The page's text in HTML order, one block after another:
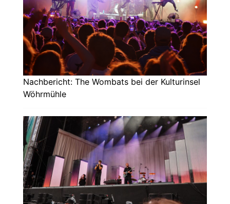
Nachbericht: The Wombats bei der Kulturinsel
Wöhrmühle